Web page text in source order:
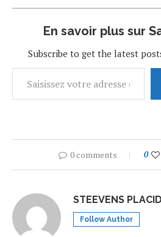
En savoir plus sur
Subscribe to get the latest
0 comments 0
STEEVENS
Follow Author